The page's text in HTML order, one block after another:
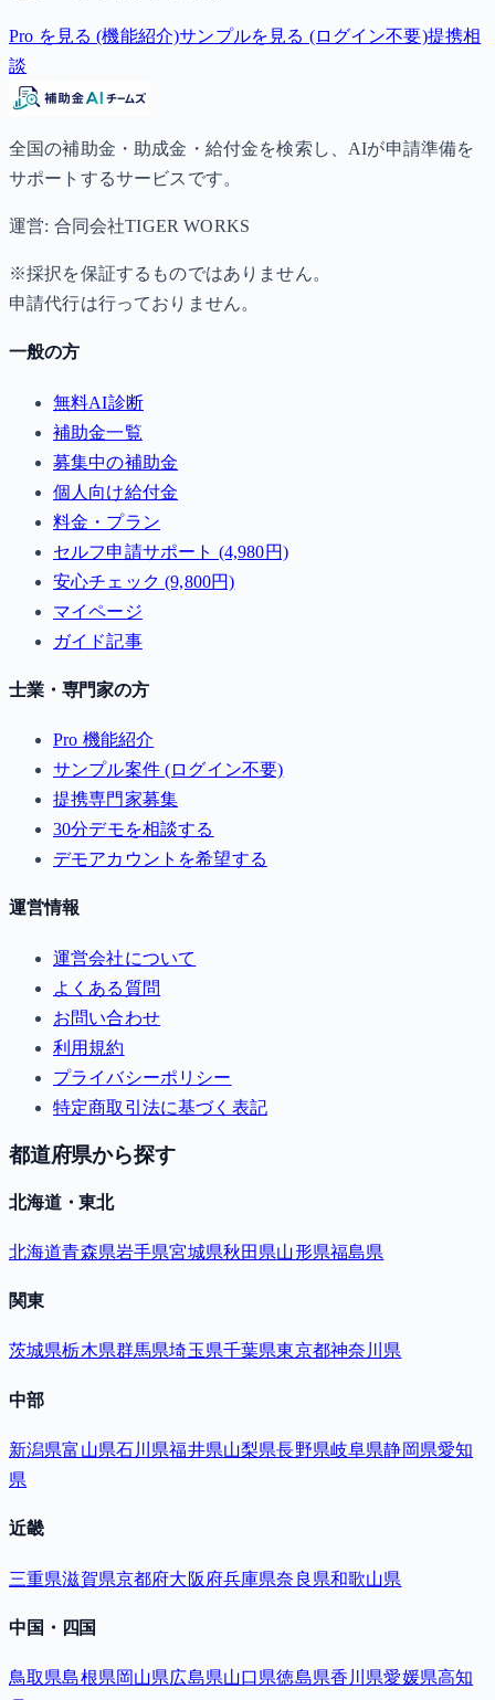
Pro を見る (機能紹介)サンプルを見る (ログイン不要)提携相
談
全国の補助金・助成金・給付金を検索し、AIが申請準備を
サポートするサービスです。
運営: 合同会社TIGER WORKS
※採択を保証するものではありません。
申請代行は行っておりません。
一般の方
無料AI診断
補助金一覧
募集中の補助金
個人向け給付金
料金・プラン
セルフ申請サポート (4,980円)
安心チェック (9,800円)
マイページ
ガイド記事
士業・専門家の方
Pro 機能紹介
サンプル案件 (ログイン不要)
提携専門家募集
30分デモを相談する
デモアカウントを希望する
運営情報
運営会社について
よくある質問
お問い合わせ
利用規約
プライバシーポリシー
特定商取引法に基づく表記
都道府県から探す
北海道・東北
北海道青森県岩手県宮城県秋田県山形県福島県
関東
茨城県栃木県群馬県埼玉県千葉県東京都神奈川県
中部
新潟県富山県石川県福井県山梨県長野県岐阜県静岡県愛知
県
近畿
三重県滋賀県京都府大阪府兵庫県奈良県和歌山県
中国・四国
鳥取県島根県岡山県広島県山口県徳島県香川県愛媛県高知